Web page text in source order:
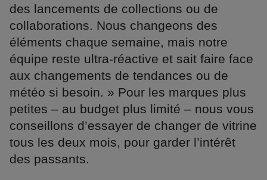
des lancements de collections ou de
collaborations. Nous changeons des
éléments chaque semaine, mais notre
équipe reste ultra-réactive et sait faire face
aux changements de tendances ou de
météo si besoin. » Pour les marques plus
petites – au budget plus limité – nous vous
conseillons d’essayer de changer de vitrine
tous les deux mois, pour garder l’intérêt
des passants.